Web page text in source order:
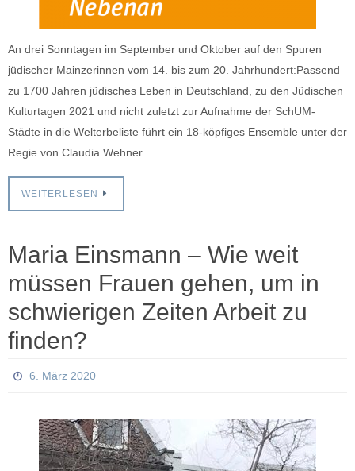
An drei Sonntagen im September und Oktober auf den Spuren
jüdischer Mainzerinnen vom 14. bis zum 20. Jahrhundert:Passend
zu 1700 Jahren jüdisches Leben in Deutschland, zu den Jüdischen
Kulturtagen 2021 und nicht zuletzt zur Aufnahme der SchUM-
Städte in die Welterbeliste führt ein 18-köpfiges Ensemble unter der
Regie von Claudia Wehner…
WEITERLESEN
Maria Einsmann – Wie weit
müssen Frauen gehen, um in
schwierigen Zeiten Arbeit zu
finden?
6. März 2020